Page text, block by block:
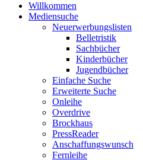
Willkommen
Mediensuche
Neuerwerbungslisten
Belletristik
Sachbücher
Kinderbücher
Jugendbücher
Einfache Suche
Erweiterte Suche
Onleihe
Overdrive
Brockhaus
PressReader
Anschaffungswunsch
Fernleihe